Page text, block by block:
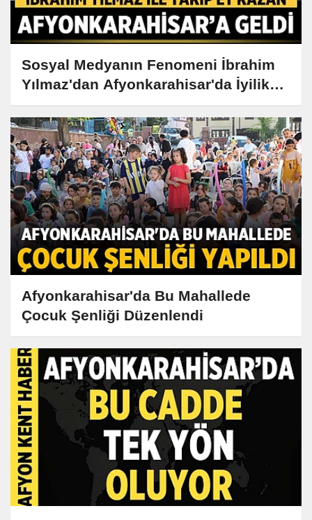
Sosyal Medyanın Fenomeni İbrahim
Yılmaz'dan Afyonkarahisar'da İyilik
Dolu Gezi
Afyonkarahisar'da Bu Mahallede
Çocuk Şenliği Düzenlendi